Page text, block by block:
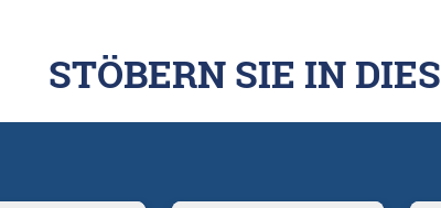
STÖBERN SIE IN